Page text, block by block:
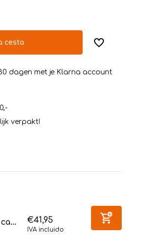
cesta
dagen met je Klarna account
verpakt!
€41,95
IVA incluido